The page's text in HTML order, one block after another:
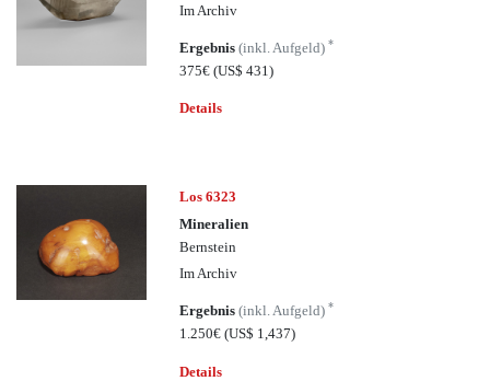
Im Archiv
Ergebnis(inkl. Aufgeld)*
375€(US$ 431)
Details
Los 6323
Mineralien
Bernstein
Im Archiv
Ergebnis(inkl. Aufgeld)*
1.250€(US$ 1,437)
Details